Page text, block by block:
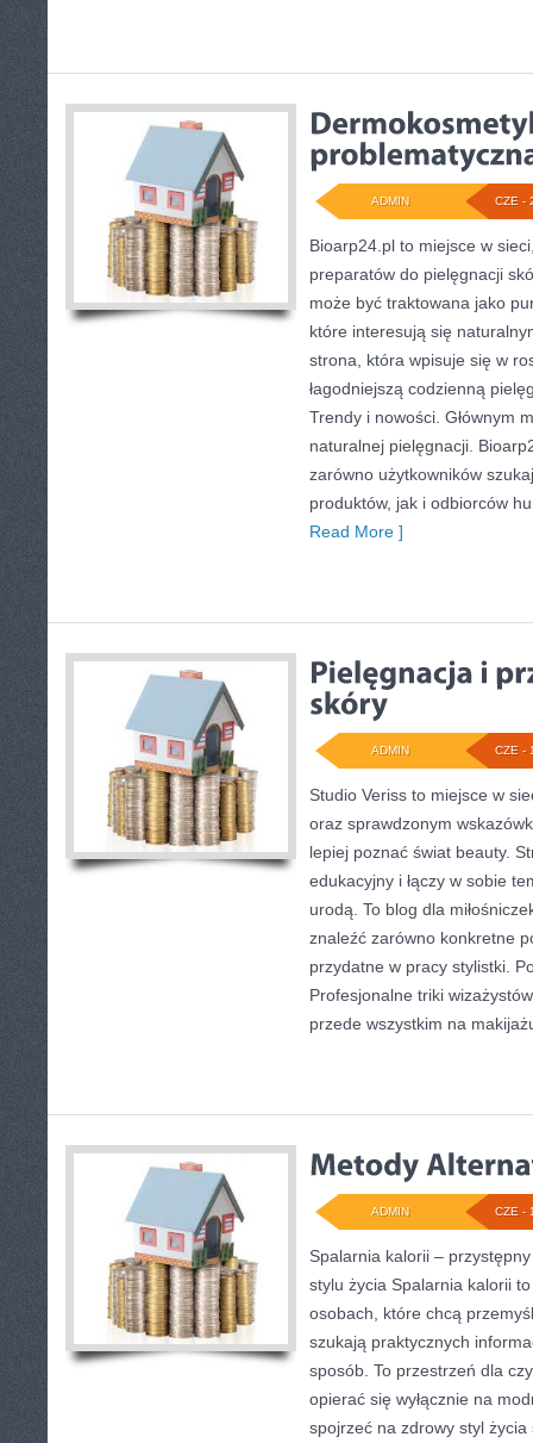
CZE -
ADMIN
Bioarp24.pl to miejsce w
preparatów do pielęgnacji
może być traktowana jako
które interesują się
strona, która wpisuje się w
łagodniejszą codzienną
Trendy i nowości. Głównym
naturalnej pielęgnacji.
zarówno użytkowników
produktów, jak i odbiorców
Read More ]
CZE -
ADMIN
Studio Veriss to miejsce w
oraz sprawdzonym
lepiej poznać świat beauty.
edukacyjny i łączy w sobie
urodą. To blog dla
znaleźć zarówno konkretne
przydatne w pracy stylistki.
Profesjonalne triki
przede wszystkim na
CZE -
ADMIN
Spalarnia kalorii –
stylu życia Spalarnia kalorii
osobach, które chcą
szukają praktycznych
sposób. To przestrzeń dla
opierać się wyłącznie na
spojrzeć na zdrowy styl